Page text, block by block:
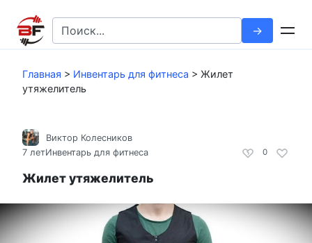
контенту
Search
for:
Главная > Инвентарь для фитнеса > Жилет
утяжелитель
0
Виктор Колесников
7 летИнвентарь для фитнеса
Жилет утяжелитель